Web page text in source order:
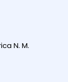
N. M.